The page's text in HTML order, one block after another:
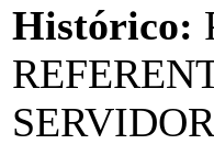
Histórico: